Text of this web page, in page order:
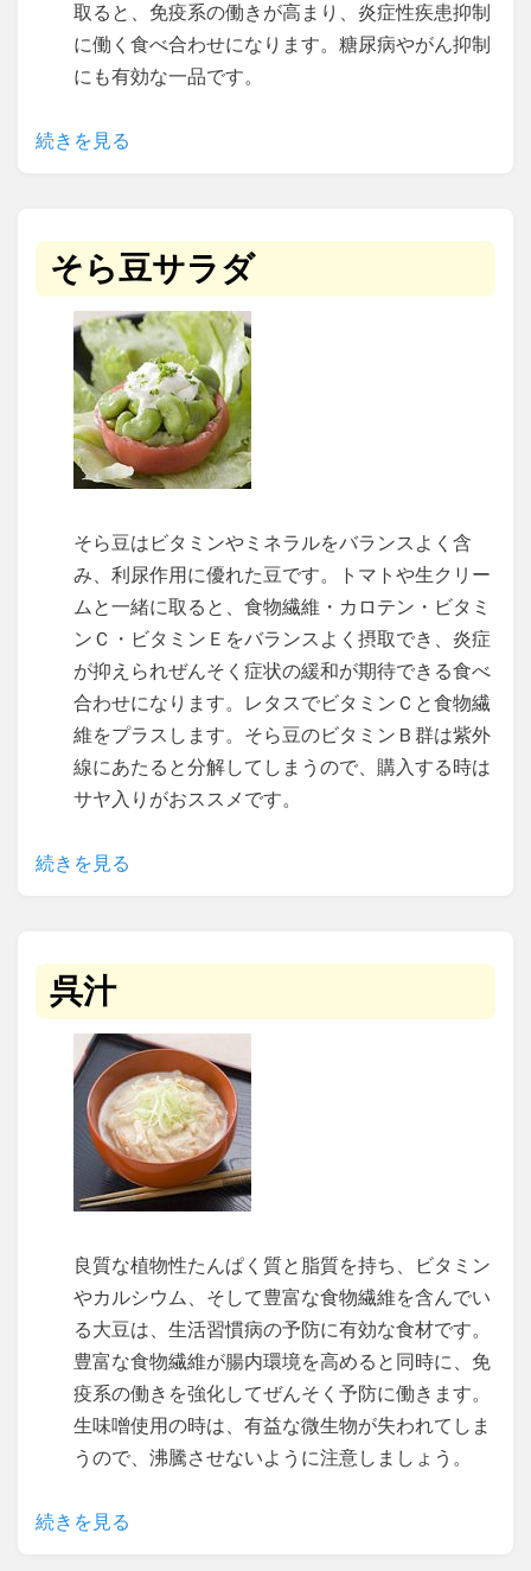
取ると、免疫系の働きが高まり、炎症性疾患抑制
に働く食べ合わせになります。糖尿病やがん抑制
にも有効な一品です。
続きを見る
そら豆サラダ
そら豆はビタミンやミネラルをバランスよく含
み、利尿作用に優れた豆です。トマトや生クリー
ムと一緒に取ると、食物繊維・カロテン・ビタミ
ンＣ・ビタミンＥをバランスよく摂取でき、炎症
が抑えられぜんそく症状の緩和が期待できる食べ
合わせになります。レタスでビタミンＣと食物繊
維をプラスします。そら豆のビタミンＢ群は紫外
線にあたると分解してしまうので、購入する時は
サヤ入りがおススメです。
続きを見る
呉汁
良質な植物性たんぱく質と脂質を持ち、ビタミン
やカルシウム、そして豊富な食物繊維を含んでい
る大豆は、生活習慣病の予防に有効な食材です。
豊富な食物繊維が腸内環境を高めると同時に、免
疫系の働きを強化してぜんそく予防に働きます。
生味噌使用の時は、有益な微生物が失われてしま
うので、沸騰させないように注意しましょう。
続きを見る